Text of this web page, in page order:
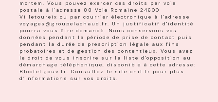
mortem. Vous pouvez exercer ces droits par voie
postale à l'adresse 88 Voie Romaine 24600
Villetoureix ou par courrier électronique à l'adresse
voyages@groupelachaud.fr. Un justificatif d'identité
pourra vous être demandé. Nous conservons vos
données pendant la période de prise de contact puis
pendant la durée de prescription légale aux fins
probatoires et de gestion des contentieux. Vous avez
le droit de vous inscrire sur la liste d'opposition au
démarchage téléphonique, disponible à cette adresse:
Bloctel.gouv.fr. Consultez le site cnil.fr pour plus
d’informations sur vos droits.